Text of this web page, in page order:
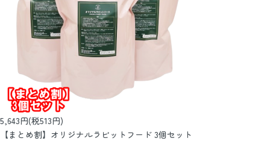
5,643円(税513円)
【まとめ割】オリジナルラビットフード 3個セット